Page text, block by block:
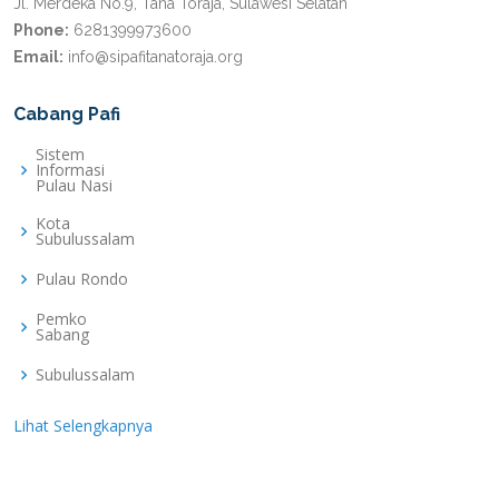
Jl. Merdeka No.9, Tana Toraja, Sulawesi Selatan
Phone: 6281399973600
Email: info@sipafitanatoraja.org
Cabang Pafi
Sistem
Informasi
Pulau Nasi
Kota
Subulussalam
Pulau Rondo
Pemko
Sabang
Subulussalam
Lihat Selengkapnya